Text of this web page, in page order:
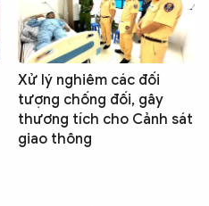
Xử lý nghiêm các đối
tượng chống đối, gây
thương tích cho Cảnh sát
giao thông